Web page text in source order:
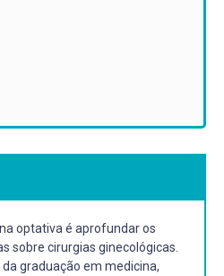
optativa é aprofundar os
sobre cirurgias ginecológicas.
graduação em medicina,